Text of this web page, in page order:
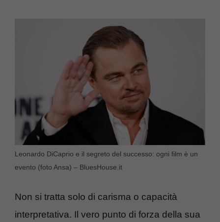
Leonardo DiCaprio e il segreto del successo: ogni film è un
evento (foto Ansa) – BluesHouse.it
Non si tratta solo di carisma o capacità
interpretativa. Il vero punto di forza della sua